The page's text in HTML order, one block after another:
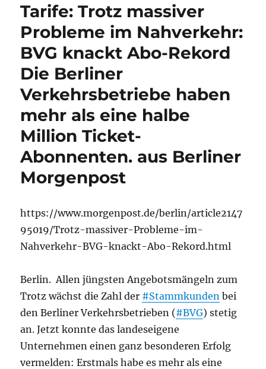
Tarife: Trotz massiver
Probleme im Nahverkehr:
BVG knackt Abo-Rekord
Die Berliner
Verkehrsbetriebe haben
mehr als eine halbe
Million Ticket-
Abonnenten. aus Berliner
Morgenpost
https://www.morgenpost.de/berlin/article2147
95019/Trotz-massiver-Probleme-im-
Nahverkehr-BVG-knackt-Abo-Rekord.html
Berlin. Allen jüngsten Angebotsmängeln zum
Trotz wächst die Zahl der #Stammkunden bei
den Berliner Verkehrsbetrieben (#BVG) stetig
an. Jetzt konnte das landeseigene
Unternehmen einen ganz besonderen Erfolg
vermelden: Erstmals habe es mehr als eine